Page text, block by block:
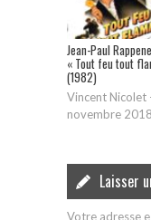
Jean-Paul
« Tout feu tout
(1982)
Vincent Nicolet
novembre 2018
Laisser
Votre adresse